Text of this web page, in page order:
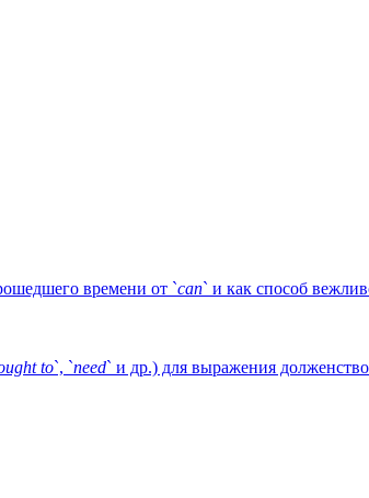
времени от `can` и как способ
to`, `need` и др.) для выражения